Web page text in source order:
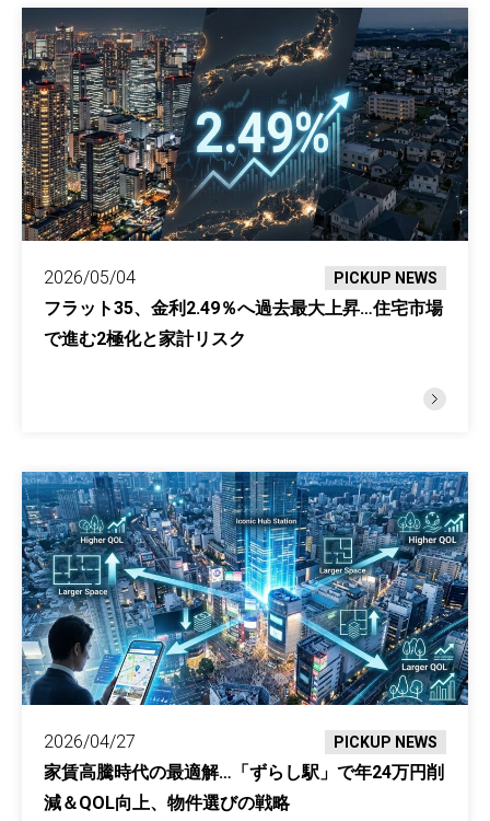
2026/05/04 PICKUP NEWS
フラット35、金利2.49％へ過去最大上昇…住宅市場
で進む2極化と家計リスク
2026/04/27 PICKUP NEWS
家賃高騰時代の最適解…「ずらし駅」で年24万円削
減＆QOL向上、物件選びの戦略